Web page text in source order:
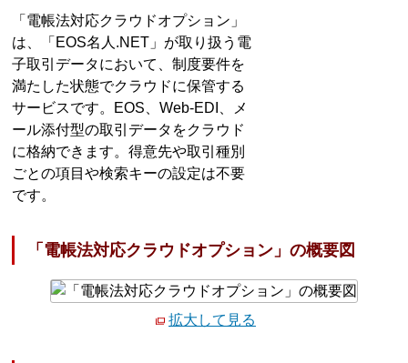
「電帳法対応クラウドオプション」
は、「EOS名人.NET」が取り扱う電
子取引データにおいて、制度要件を
満たした状態でクラウドに保管する
サービスです。EOS、Web-EDI、メ
ール添付型の取引データをクラウド
に格納できます。得意先や取引種別
ごとの項目や検索キーの設定は不要
です。
「電帳法対応クラウドオプション」の概要図
拡大して見る